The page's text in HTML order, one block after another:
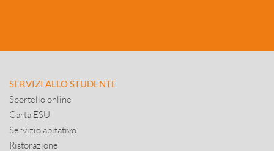
SERVIZI ALLO STUDENTE
Sportello online
Carta ESU
Servizio abitativo
Ristorazione